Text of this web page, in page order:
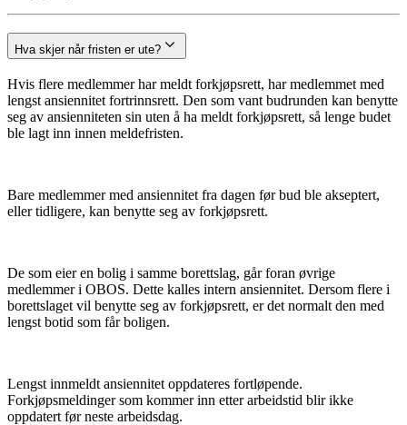
Hva skjer når fristen er ute?
Hvis flere medlemmer har meldt forkjøpsrett, har medlemmet med
lengst ansiennitet fortrinnsrett. Den som vant budrunden kan benytte
seg av ansienniteten sin uten å ha meldt forkjøpsrett, så lenge budet
ble lagt inn innen meldefristen.
Bare medlemmer med ansiennitet fra dagen før bud ble akseptert,
eller tidligere, kan benytte seg av forkjøpsrett.
De som eier en bolig i samme borettslag, går foran øvrige
medlemmer i OBOS. Dette kalles intern ansiennitet. Dersom flere i
borettslaget vil benytte seg av forkjøpsrett, er det normalt den med
lengst botid som får boligen.
Lengst innmeldt ansiennitet oppdateres fortløpende.
Forkjøpsmeldinger som kommer inn etter arbeidstid blir ikke
oppdatert før neste arbeidsdag.